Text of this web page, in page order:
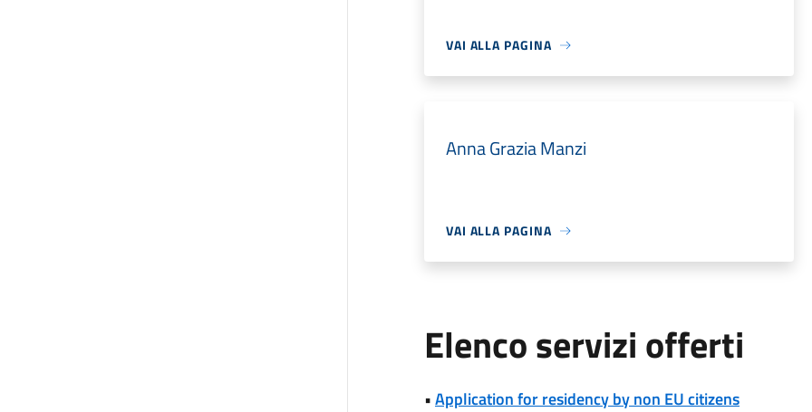
VAI ALLA PAGINA
Anna Grazia Manzi
VAI ALLA PAGINA
Elenco servizi offerti
•Application for residency by non EU citizens